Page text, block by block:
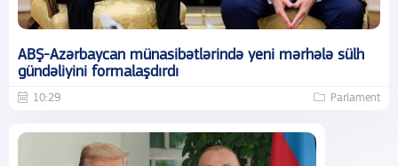
ABŞ-Azərbaycan münasibətlərində yeni mərhələ sülh
gündəliyini formalaşdırdı
10:29 Parlament